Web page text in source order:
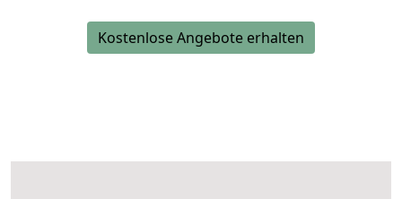
Kostenlose Angebote erhalten